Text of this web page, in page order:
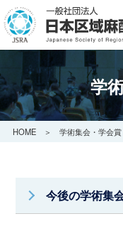
学
HOME＞ 学術集会・学会賞
今後の学術集